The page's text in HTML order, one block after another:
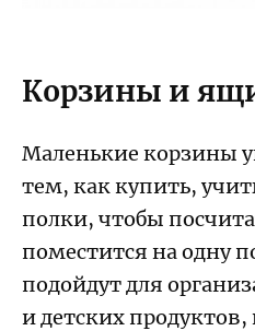
Корзины и
Маленькие корзины
тем, как купить,
полки, чтобы
поместится на одну
подойдут для
и детских